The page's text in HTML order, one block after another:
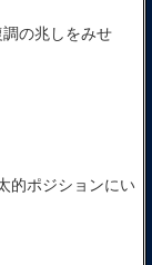
の兆しをみせ
的ポジションにい